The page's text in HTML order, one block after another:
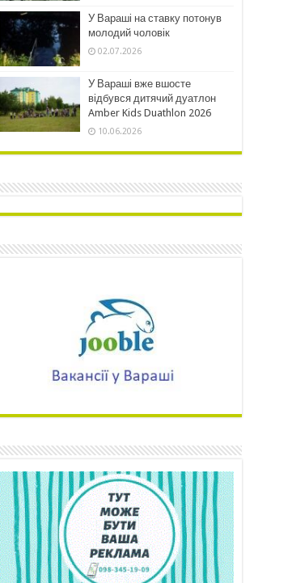
У Вараші на ставку потонув
молодий чоловік
02.07.2026
У Вараші вже вшосте
відбувся дитячий дуатлон
Amber Kids Duathlon 2026
10.06.2026